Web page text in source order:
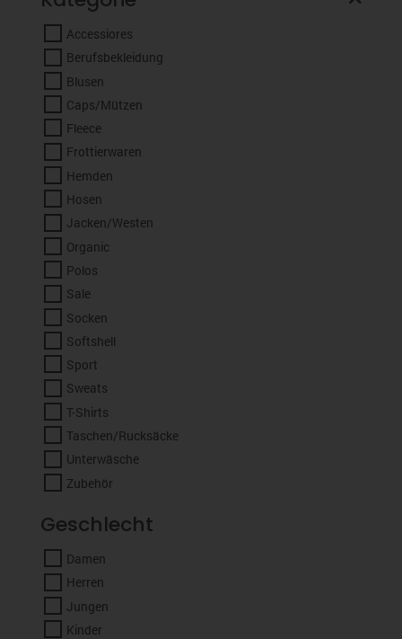
Accessiores
Berufsbekleidung
Blusen
Caps/Mützen
Fleece
Frottierwaren
Hemden
Hosen
Jacken/Westen
Organic
Polos
Sale
Socken
Softshell
Sport
Sweats
T-Shirts
Taschen/Rucksäcke
Unterwäsche
Zubehör
Geschlecht
Damen
Herren
Jungen
Kinder